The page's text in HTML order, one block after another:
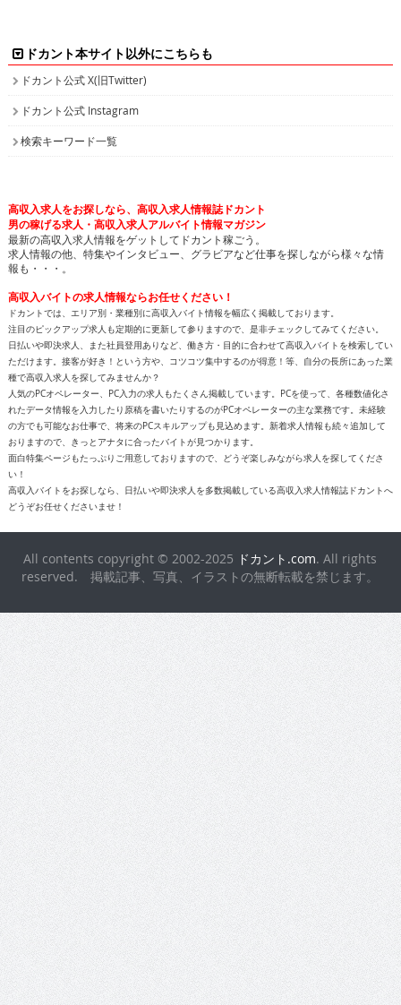
ドカント公式 Instagram
求人情報の他、特集やインタビュー、グラビアなど仕事を探しながら様々な情
報も・・・。
高収入バイトの求人情報ならお任せください！
ドカントでは、エリア別・業種別に高収入バイト情報を幅広く掲載しております。
日払いや即決求人、また社員登用ありなど、働き方・目的に合わせて高収入バイトを検索してい
ただけます。接客が好き！という方や、コツコツ集中するのが得意！等、自分の長所にあった業
種で高収入求人を探してみませんか？
人気のPCオペレーター、PC入力の求人もたくさん掲載しています。PCを使って、各種数値化さ
れたデータ情報を入力したり原稿を書いたりするのがPCオペレーターの主な業務です。未経験
の方でも可能なお仕事で、将来のPCスキルアップも見込めます。新着求人情報も続々追加して
おりますので、きっとアナタに合ったバイトが見つかります。
面白特集ページもたっぷりご用意しておりますので、どうぞ楽しみながら求人を探してくださ
い！
高収入バイトをお探しなら、日払いや即決求人を多数掲載している高収入求人情報誌ドカントへ
どうぞお任せくださいませ！
All contents copyright © 2002-2025
reserved. 掲載記事、写真、イラストの無断転載を禁じます。